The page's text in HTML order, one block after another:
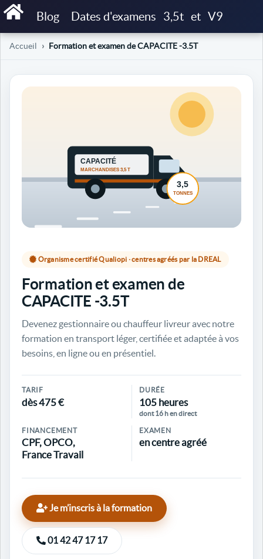
Blog Dates d'examens 3,5t et V9
Accueil Formation et examen de CAPACITE -3.5T
Organisme certifié Qualiopi · centres agréés par la DREAL
Formation et examen de
CAPACITE -3.5T
Devenez gestionnaire ou chauffeur livreur avec notre
formation en transport léger, certifiée et adaptée à vos
besoins, en ligne ou en présentiel.
TARIF
dès 475 €
DURÉE
105 heures
dont 16 h en direct
FINANCEMENT
CPF, OPCO,
France Travail
EXAMEN
en centre agréé
Je m’inscris à la formation
01 42 47 17 17